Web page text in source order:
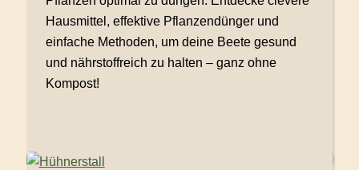
Hausmittel, effektive Pflanzendünger und
einfache Methoden, um deine Beete gesund
und nährstoffreich zu halten – ganz ohne
Kompost!